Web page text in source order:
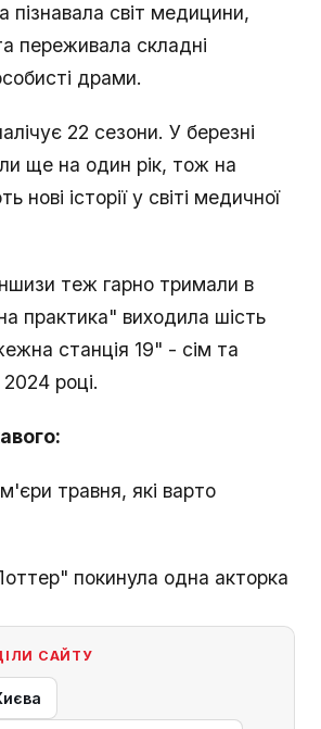
пізнавала світ медицини,
переживала складні
драми.
22 сезони. У березні
ще на один рік, тож на
нові історії у світі медичної
теж гарно тримали в
практика" виходила шість
станція 19" - сім та
році.
травня, які варто
покинула одна акторка
САЙТУ